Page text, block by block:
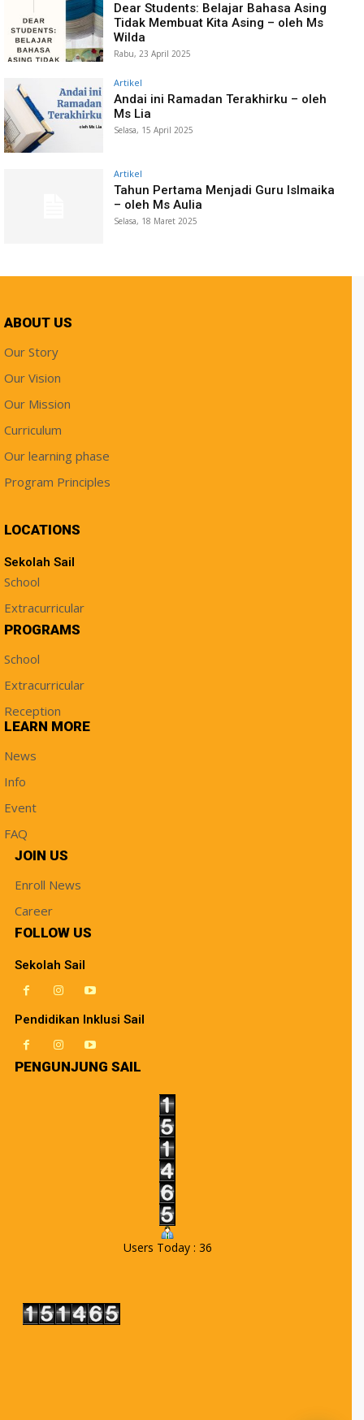
Dear Students: Belajar Bahasa Asing
Tidak Membuat Kita Asing – oleh Ms
Wilda
Rabu, 23 April 2025
Artikel
Andai ini Ramadan Terakhirku – oleh
Ms Lia
Selasa, 15 April 2025
Artikel
Tahun Pertama Menjadi Guru Islmaika
– oleh Ms Aulia
Selasa, 18 Maret 2025
ABOUT US
Our Story
Our Vision
Our Mission
Curriculum
Our learning phase
Program Principles
LOCATIONS
Sekolah Sail
School
Extracurricular
PROGRAMS
School
Extracurricular
Reception
LEARN MORE
News
Info
Event
FAQ
JOIN US
Enroll News
Career
FOLLOW US
Sekolah Sail
Pendidikan Inklusi Sail
PENGUNJUNG SAIL
Users Today : 36